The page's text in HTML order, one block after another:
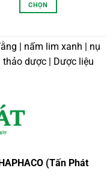
CHỌN
này
nhiều
thể
được
| nấm lim xanh | nụ
dược | Dược liệu
(Tấn Phát